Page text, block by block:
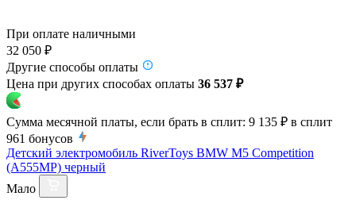
При оплате наличными
32 050 ₽
Другие способы оплаты
Цена при других способах оплаты 36 537 ₽
Сумма месячной платы, если брать в сплит: 9 135 ₽ в сплит
961 бонусов
Детский электромобиль RiverToys BMW M5 Competition
(A555MP) черный
Мало